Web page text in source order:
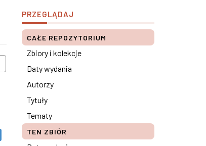
PRZEGLĄDAJ
CAŁE REPOZYTORIUM
Zbiory i kolekcje
Daty wydania
Autorzy
Tytuły
Tematy
TEN ZBIÓR